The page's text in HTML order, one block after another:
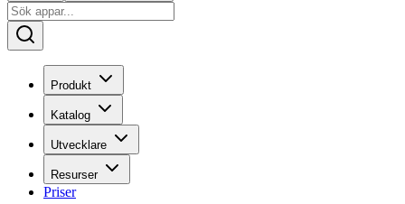
Produkt
Katalog
Utvecklare
Resurser
Priser